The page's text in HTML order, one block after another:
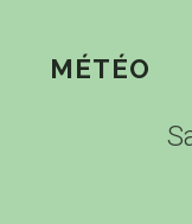
MÉTÉO